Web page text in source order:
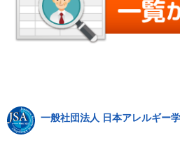
一般社団法人 日本アレルギー